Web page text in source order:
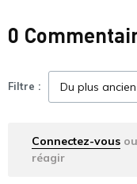
0
Filtre :
Connectez-vous ou
réagir